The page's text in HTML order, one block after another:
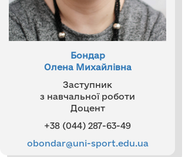
Бондар
Олена Михайлівна
Заступник
з навчальної роботи
Доцент
+38 (044) 287-63-49
obondar@uni-sport.edu.ua